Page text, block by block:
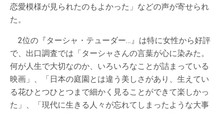
恋愛模様が見られたのもよかった」などの声が寄せられ
た。
2位の『ターシャ・テューダー…』は特に女性から好評
で、出口調査では「ターシャさんの言葉が心に染みた。
何が人生で大切なのか、いろいろなことが詰まっている
映画」、「日本の庭園とは違う美しさがあり、生えてい
る花ひとつひとつまで細かく見ることができて楽しかっ
た」、「現代に生きる人々が忘れてしまったような大事